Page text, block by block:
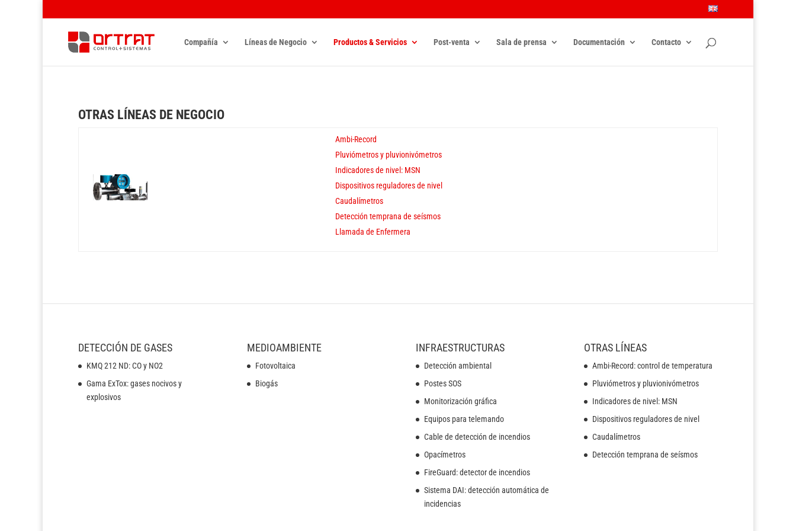
Compañía Líneas de Negocio Productos & Servicios Post-venta Sala de prensa Documentación Contacto
OTRAS LÍNEAS DE NEGOCIO
Ambi-Record
Pluviómetros y pluvionivómetros
Indicadores de nivel: MSN
Dispositivos reguladores de nivel
Caudalímetros
Detección temprana de seísmos
Llamada de Enfermera
DETECCIÓN DE GASES
KMQ 212 ND: CO y NO2
Gama ExTox: gases nocivos y
explosivos
MEDIOAMBIENTE
Fotovoltaica
Biogás
INFRAESTRUCTURAS
Detección ambiental
Postes SOS
Monitorización gráfica
Equipos para telemando
Cable de detección de incendios
Opacímetros
FireGuard: detector de incendios
Sistema DAI: detección automática de
incidencias
OTRAS LÍNEAS
Ambi-Record: control de temperatura
Pluviómetros y pluvionivómetros
Indicadores de nivel: MSN
Dispositivos reguladores de nivel
Caudalímetros
Detección temprana de seísmos